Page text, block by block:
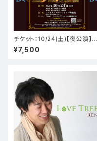
チケット：10/24(土)【夜公演】ケ
ーナでビートルズinペニーレイ
ン
¥7,500